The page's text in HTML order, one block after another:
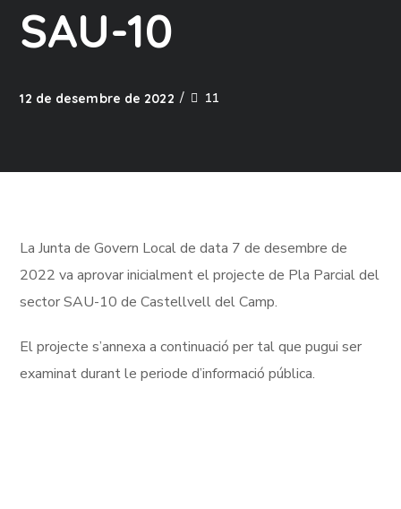
SAU-10
12 de desembre de 2022 11
La Junta de Govern Local de data 7 de desembre de
2022 va aprovar inicialment el projecte de Pla Parcial del
sector SAU-10 de Castellvell del Camp.
El projecte s’annexa a continuació per tal que pugui ser
examinat durant le periode d’informació pública.